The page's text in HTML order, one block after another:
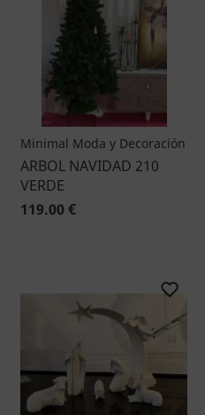
Minimal Moda y Decoración
ARBOL NAVIDAD 210
VERDE
119.00 €